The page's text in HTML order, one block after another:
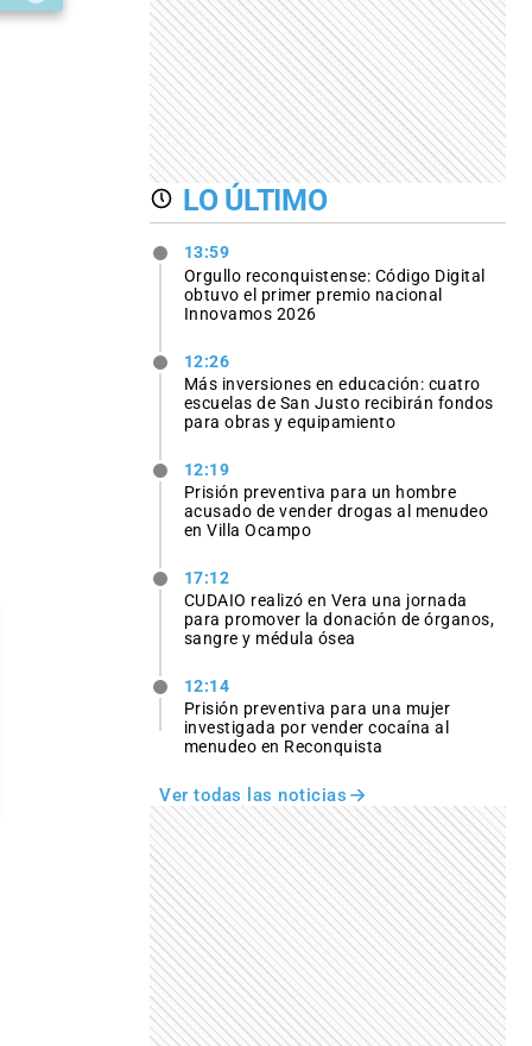
LO ÚLTIMO
13:59
Orgullo reconquistense: Código Digital
obtuvo el primer premio nacional
Innovamos 2026
12:26
Más inversiones en educación: cuatro
escuelas de San Justo recibirán fondos
para obras y equipamiento
12:19
Prisión preventiva para un hombre
acusado de vender drogas al menudeo
en Villa Ocampo
17:12
CUDAIO realizó en Vera una jornada
para promover la donación de órganos,
sangre y médula ósea
12:14
Prisión preventiva para una mujer
investigada por vender cocaína al
menudeo en Reconquista
Ver todas las noticias